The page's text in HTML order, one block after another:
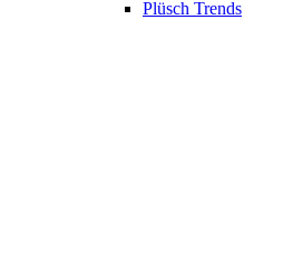
Plüsch Trends